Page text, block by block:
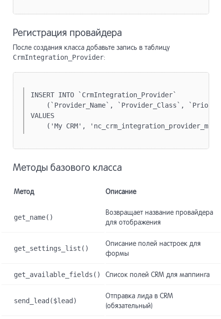
Регистрация провайдера
После создания класса добавьте запись в таблицу
CrmIntegration_Provider:
INSERT INTO `CrmIntegration_Provider`
(`Provider_Name`, `Provider_Class`,
VALUES
('My CRM',
Методы базового класса
Метод Описание
get_name()
Возвращает название провайдера
для отображения
get_settings_list()
Описание полей настроек для
формы
get_available_fields() Список полей CRM для маппинга
send_lead($lead)
Отправка лида в CRM
(обязательный)